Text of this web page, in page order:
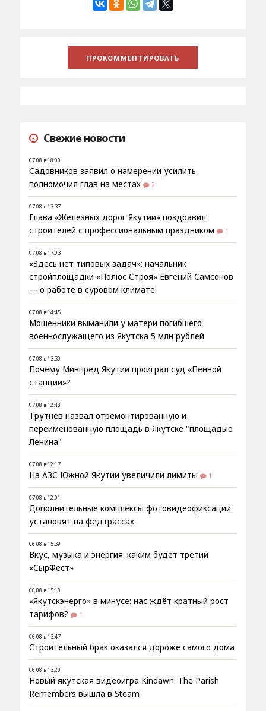
Свежие новости
07.08 в 18:00
Садовников заявил о намерении усилить
полномочия глав на местах
2
07.08 в 17:37
Глава «Железных дорог Якутии» поздравил
строителей с профессиональным праздником
1
07.08 в 17:03
«Здесь нет типовых задач»: начальник
стройплощадки «Полюс Строя» Евгений Самсонов
— о работе в суровом климате
07.08 в 14:45
Мошенники выманили у матери погибшего
военнослужащего из Якутска 5 млн рублей
07.08 в 13:30
Почему Минпред Якутии проиграл суд «Пенной
станции»?
07.08 в 12:48
Трутнев назвал отремонтированную и
переименованную площадь в Якутске "площадью
Ленина"
07.08 в 12:17
На АЗС Южной Якутии увеличили лимиты 1
07.08 в 12:01
Дополнительные комплексы фотовидеофиксации
установят на федтрассах
06.08 в 15:39
Вкус, музыка и энергия: каким будет третий
«СырФест»
06.08 в 15:18
«Якутскэнерго» в минусе: нас ждёт кратный рост
тарифов?
1
06.08 в 13:47
Строительный брак оказался дороже самого дома
06.08 в 13:20
Новый якутская видеоигра Kindawn: The Parish
Remembers вышла в Steam